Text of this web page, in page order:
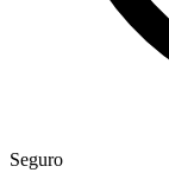
Seguro